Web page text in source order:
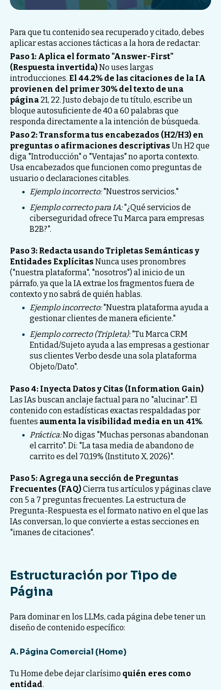
Para que tu contenido sea recuperado y citado, debes
aplicar estas acciones tácticas a la hora de redactar:
Paso 1: Aplica el formato "Answer-First"
(Respuesta invertida)No uses largas
introducciones. El 44.2% de las citaciones de la IA
provienen del primer 30% del texto de una
página 21, 22. Justo debajo de tu título, escribe un
bloque autosuficiente de 40 a 60 palabras que
responda directamente a la intención de búsqueda.
Paso 2: Transforma tus encabezados (H2/H3) en
preguntas o afirmaciones descriptivas Un H2 que
diga "Introducción" o "Ventajas" no aporta contexto.
Usa encabezados que funcionen como preguntas de
usuario o declaraciones citables.
Ejemplo incorrecto:"Nuestros servicios."
Ejemplo correcto para IA:"¿Qué servicios de
ciberseguridad ofrece Tu Marca para empresas
B2B?".
Paso 3: Redacta usando Tripletas Semánticas y
Entidades Explícitas Nunca uses pronombres
("nuestra plataforma", "nosotros") al inicio de un
párrafo, ya que la IA extrae los fragmentos fuera de
contexto y no sabrá de quién hablas.
Ejemplo incorrecto:"Nuestra plataforma ayuda a
gestionar clientes de manera eficiente."
Ejemplo correcto (Tripleta):"Tu Marca CRM
Entidad/Sujeto ayuda a las empresas a gestionar
sus clientes Verbo desde una sola plataforma
Objeto/Dato".
Paso 4: Inyecta Datos y Citas (Information Gain)
Las IAs buscan anclaje factual para no "alucinar". El
contenido con estadísticas exactas respaldadas por
fuentes aumenta la visibilidad media en un 41%.
Práctica:No digas "Muchas personas abandonan
el carrito". Di: "La tasa media de abandono de
carrito es del 70,19% (Instituto X, 2026)".
Paso 5: Agrega una sección de Preguntas
Frecuentes (FAQ)Cierra tus artículos y páginas clave
con 5 a 7 preguntas frecuentes. La estructura de
Pregunta-Respuesta es el formato nativo en el que las
IAs conversan, lo que convierte a estas secciones en
"imanes de citaciones".
Estructuración por Tipo de
Página
Para dominar en los LLMs, cada página debe tener un
diseño de contenido específico:
A. Página Comercial (Home)
Tu Home debe dejar clarísimo quién eres como
entidad.